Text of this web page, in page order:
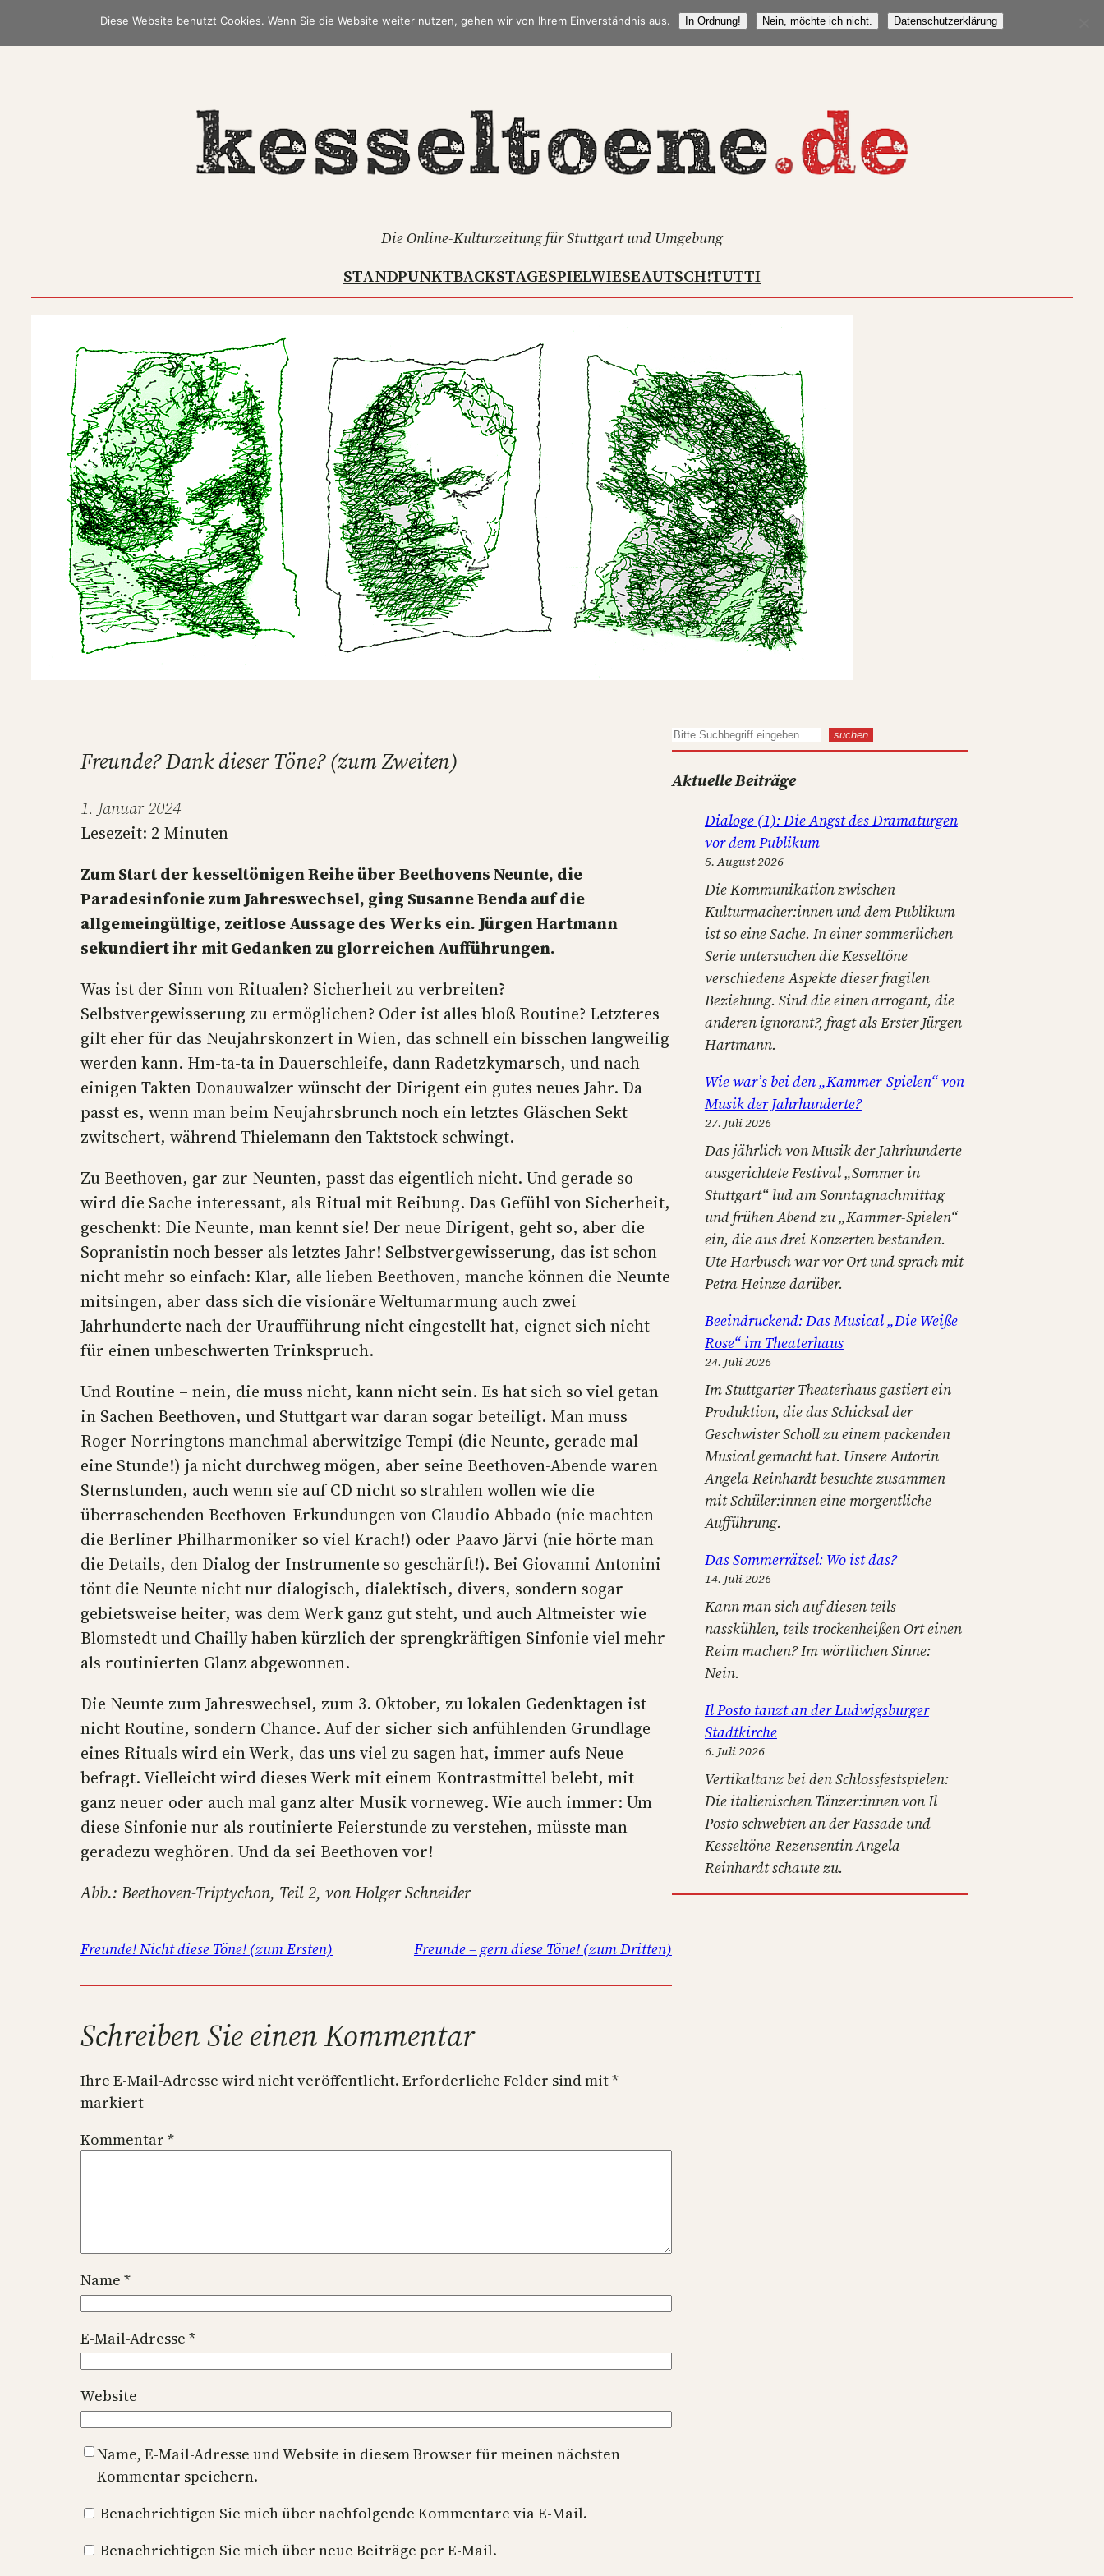
Inhalt
Die Online-Kulturzeitung für Stuttgart und Umgebung
STANDPUNKTBACKSTAGESPIELWIESEAUTSCH!TUTTI
Freunde? Dank dieser Töne? (zum Zweiten)
1. Januar 2024
Lesezeit: 2 Minuten
Zum Start der kesseltönigen Reihe über Beethovens Neunte, die
Paradesinfonie zum Jahreswechsel, ging Susanne Benda auf die
allgemeingültige, zeitlose Aussage des Werks ein. Jürgen Hartmann
sekundiert ihr mit Gedanken zu glorreichen Aufführungen.
Was ist der Sinn von Ritualen? Sicherheit zu verbreiten?
Selbstvergewisserung zu ermöglichen? Oder ist alles bloß Routine? Letzteres
gilt eher für das Neujahrskonzert in Wien, das schnell ein bisschen langweilig
werden kann. Hm-ta-ta in Dauerschleife, dann Radetzkymarsch, und nach
einigen Takten Donauwalzer wünscht der Dirigent ein gutes neues Jahr. Da
passt es, wenn man beim Neujahrsbrunch noch ein letztes Gläschen Sekt
zwitschert, während Thielemann den Taktstock schwingt.
Zu Beethoven, gar zur Neunten, passt das eigentlich nicht. Und gerade so
wird die Sache interessant, als Ritual mit Reibung. Das Gefühl von Sicherheit,
geschenkt: Die Neunte, man kennt sie! Der neue Dirigent, geht so, aber die
Sopranistin noch besser als letztes Jahr! Selbstvergewisserung, das ist schon
nicht mehr so einfach: Klar, alle lieben Beethoven, manche können die Neunte
mitsingen, aber dass sich die visionäre Weltumarmung auch zwei
Jahrhunderte nach der Uraufführung nicht eingestellt hat, eignet sich nicht
für einen unbeschwerten Trinkspruch.
Und Routine – nein, die muss nicht, kann nicht sein. Es hat sich so viel getan
in Sachen Beethoven, und Stuttgart war daran sogar beteiligt. Man muss
Roger Norringtons manchmal aberwitzige Tempi (die Neunte, gerade mal
eine Stunde!) ja nicht durchweg mögen, aber seine Beethoven-Abende waren
Sternstunden, auch wenn sie auf CD nicht so strahlen wollen wie die
überraschenden Beethoven-Erkundungen von Claudio Abbado (nie machten
die Berliner Philharmoniker so viel Krach!) oder Paavo Järvi (nie hörte man
die Details, den Dialog der Instrumente so geschärft!). Bei Giovanni Antonini
tönt die Neunte nicht nur dialogisch, dialektisch, divers, sondern sogar
gebietsweise heiter, was dem Werk ganz gut steht, und auch Altmeister wie
Blomstedt und Chailly haben kürzlich der sprengkräftigen Sinfonie viel mehr
als routinierten Glanz abgewonnen.
Die Neunte zum Jahreswechsel, zum 3. Oktober, zu lokalen Gedenktagen ist
nicht Routine, sondern Chance. Auf der sicher sich anfühlenden Grundlage
eines Rituals wird ein Werk, das uns viel zu sagen hat, immer aufs Neue
befragt. Vielleicht wird dieses Werk mit einem Kontrastmittel belebt, mit
ganz neuer oder auch mal ganz alter Musik vorneweg. Wie auch immer: Um
diese Sinfonie nur als routinierte Feierstunde zu verstehen, müsste man
geradezu weghören. Und da sei Beethoven vor!
Abb.: Beethoven-Triptychon, Teil 2, von Holger Schneider
Freunde! Nicht diese Töne! (zum Ersten) Freunde – gern diese Töne! (zum Dritten)
Schreiben Sie einen Kommentar
Ihre E-Mail-Adresse wird nicht veröffentlicht. Erforderliche Felder sind mit*
markiert
Kommentar *
Name *
E-Mail-Adresse *
Website
Name, E-Mail-Adresse und Website in diesem Browser für meinen nächsten
Kommentar speichern.
Benachrichtigen Sie mich über nachfolgende Kommentare via E-Mail.
Benachrichtigen Sie mich über neue Beiträge per E-Mail.
S
c
suchen
Aktuelle Beiträge
Dialoge (1): Die Angst des Dramaturgen
vor dem Publikum
5. August 2026
Die Kommunikation zwischen
Kulturmacher:innen und dem Publikum
ist so eine Sache. In einer sommerlichen
Serie untersuchen die Kesseltöne
verschiedene Aspekte dieser fragilen
Beziehung. Sind die einen arrogant, die
anderen ignorant?, fragt als Erster Jürgen
Hartmann.
Wie war’s bei den „Kammer-Spielen“ von
Musik der Jahrhunderte?
27. Juli 2026
Das jährlich von Musik der Jahrhunderte
ausgerichtete Festival „Sommer in
Stuttgart“ lud am Sonntagnachmittag
und frühen Abend zu „Kammer-Spielen“
ein, die aus drei Konzerten bestanden.
Ute Harbusch war vor Ort und sprach mit
Petra Heinze darüber.
Beeindruckend: Das Musical „Die Weiße
Rose“ im Theaterhaus
24. Juli 2026
Im Stuttgarter Theaterhaus gastiert ein
Produktion, die das Schicksal der
Geschwister Scholl zu einem packenden
Musical gemacht hat. Unsere Autorin
Angela Reinhardt besuchte zusammen
mit Schüler:innen eine morgentliche
Aufführung.
Das Sommerrätsel: Wo ist das?
14. Juli 2026
Kann man sich auf diesen teils
nasskühlen, teils trockenheißen Ort einen
Reim machen? Im wörtlichen Sinne:
Nein.
Il Posto tanzt an der Ludwigsburger
Stadtkirche
6. Juli 2026
Vertikaltanz bei den Schlossfestspielen:
Die italienischen Tänzer:innen von Il
Posto schwebten an der Fassade und
Kesseltöne-Rezensentin Angela
Reinhardt schaute zu.
Diese Website benutzt Cookies. Wenn Sie die Website weiter nutzen, gehen wir von Ihrem Einverständnis aus. In Ordnung! Nein, möchte ich nicht. Datenschutzerklärung